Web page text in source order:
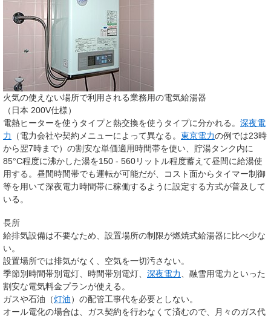
火気の使えない場所で利用される業務用の電気給湯器
（日本 200V仕様）
電熱ヒーターを使うタイプと熱交換を使うタイプに分かれる。 深夜電
力
（電力会社や契約メニューによって異なる。 東京電力の例では23時
から翌7時まで）の割安な単価適用時間帯を使い、貯湯タンク内に
85°C程度に沸かした湯を150 - 560リットル程度蓄えて昼間に給湯使
用する。昼間時間帯でも運転が可能だが、コスト面からタイマー制御
等を用いて深夜電力時間帯に稼働するように設定する方式が普及して
いる。
長所
給排気設備は不要なため、設置場所の制限が燃焼式給湯器に比べ少な
い。
設置場所では排気がなく、空気を一切汚さない。
季節別時間帯別電灯、時間帯別電灯、 深夜電力、融雪用電力といった
割安な電気料金プランが使える。
ガスや石油（灯油）の配管工事代を必要としない。
オール電化の場合は、ガス契約を行わなくて済むので、月々のガス代